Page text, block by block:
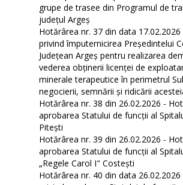
grupe de trasee din Programul de
județul Argeş
Hotărârea nr. 37 din data
privind împuternicirea Președintelui
Județean Argeș pentru realizarea
vederea obținerii licenței de
minerale terapeutice în perimetrul
negocierii, semnării și ridicării
Hotărârea nr. 38 din 26.02.2026 -
aprobarea Statului de funcţii al
Pitești
Hotărârea nr. 39 din 26.02.2026 -
aprobarea Statului de funcţii al
„Regele Carol I" Costeşti
Hotărârea nr. 40 din data